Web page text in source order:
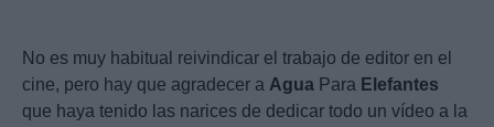
No es muy habitual reivindicar el trabajo de editor en el
cine, pero hay que agradecer a Agua Para Elefantes
que haya tenido las narices de dedicar todo un vídeo a la